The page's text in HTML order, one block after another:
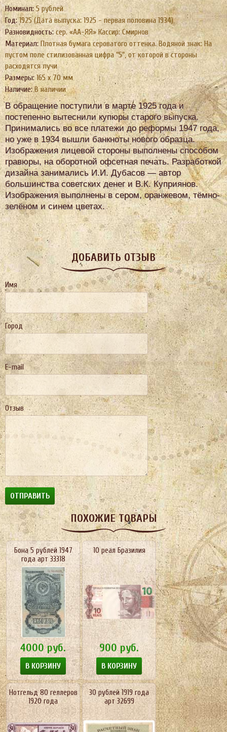
Номинал:5 рублей
Год:1925 (Дата выпуска: 1925 - первая половина 1934)
Разновидность:сер. «АА-ЯЯ» Кассир: Смирнов
Материал: Плотная бумага сероватого оттенка. Водяной знак: На
пустом поле стилизованная цифра "5", от которой в стороны
расходятся лучи
Размеры:165 х 70 мм
Наличие:В наличии
В обращение поступили в марте 1925 года и
постепенно вытеснили купюры старого выпуска.
Принимались во все платежи до реформы 1947 года,
но уже в 1934 вышли банкноты нового образца.
Изображения лицевой стороны выполнены способом
гравюры, на оборотной офсетная печать. Разработкой
дизайна занимались И.И. Дубасов — автор
большинства советских денег и В.К. Куприянов.
Изображения выполнены в сером, оранжевом, тёмно-
зелёном и синем цветах.
ДОБАВИТЬ ОТЗЫВ
Имя
Город
E-mail
Отзыв
ПОХОЖИЕ ТОВАРЫ
Бона 5 рублей 1947
года арт 33318
4000 руб.
В КОРЗИНУ
10 реал Бразилия
900 руб.
В КОРЗИНУ
Нотгельд 80 геллеров
1920 года
30 рублей 1919 года
арт 32699